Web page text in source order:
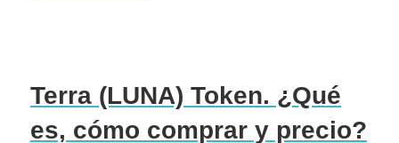
Terra (LUNA) Token. ¿Qué
es, cómo comprar y precio?